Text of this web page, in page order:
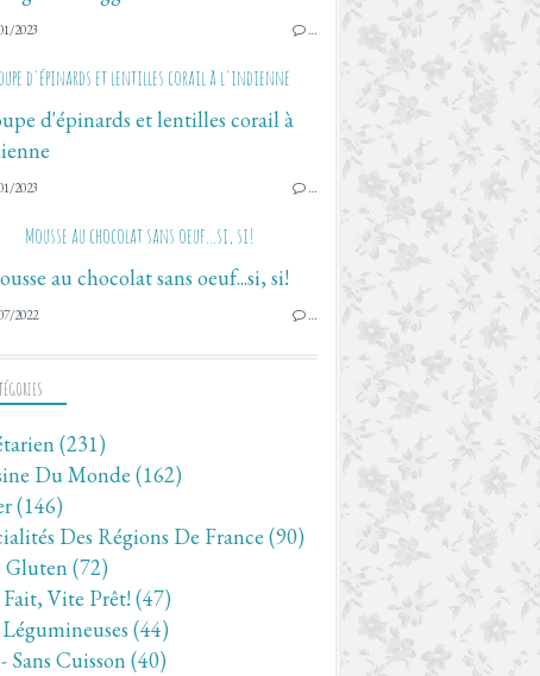
2023 …
d'épinards et lentilles corail à l'indienne
2023 …
Mousse au chocolat sans oeuf...si, si!
2022 …
(231)
Du Monde (162)
(146)
Des Régions De France (90)
Gluten (72)
Vite Prêt!(47)
(44)
Sans Cuisson (40)